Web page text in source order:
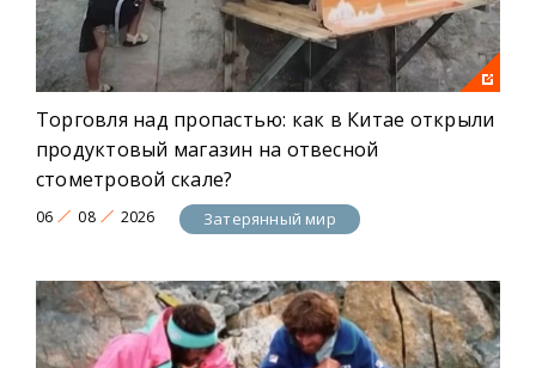
Торговля над пропастью: как в Китае открыли
продуктовый магазин на отвесной
стометровой скале?
06 08 2026 Затерянный мир